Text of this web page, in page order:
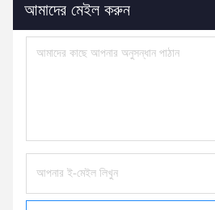
আমাদের মেইল করুন